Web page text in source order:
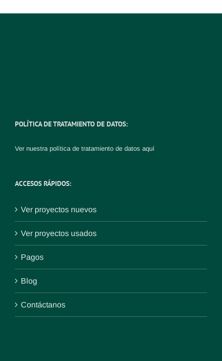
POLÍTICA DE TRATAMIENTO DE DATOS:
Ver nuestra política de tratamiento de datos aquí
ACCESOS RÁPIDOS:
Ver proyectos nuevos
Ver proyectos usados
Pagos
Blog
Contáctanos